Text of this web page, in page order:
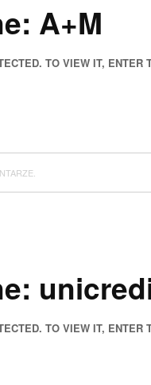
A+M
TO VIEW IT, ENTER
TO VIEW IT, ENTER